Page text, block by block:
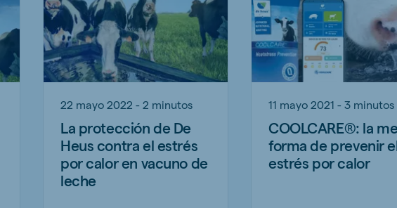
22 mayo 2022 - 2 minutos
La protección de De
Heus contra el estrés
por calor en vacuno de
leche
11 mayo 2021 - 3 minutos
COOLCARE®: la
forma de prevenir
estrés por calor